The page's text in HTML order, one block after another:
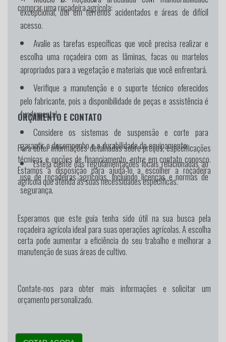
excepcional, útil em terrenos acidentados e áreas de difícil
acesso.
comprar uma roçadeira agrícola:
Avalie as tarefas específicas que você precisa realizar e
escolha uma roçadeira com as lâminas, facas ou martelos
apropriados para a vegetação e materiais que você enfrentará.
Verifique a manutenção e o suporte técnico oferecidos
pelo fabricante, pois a disponibilidade de peças e assistência é
fundamental.
Considere os sistemas de suspensão e corte para
garantir o desempenho e a durabilidade do equipamento.
Esteja ciente das regulamentações locais relacionadas ao
uso de roçadeiras agrícolas, incluindo licenças e normas de
segurança.
ORÇAMENTO E CONTATO
Para obter informações detalhadas sobre preços, especificações
técnicas e opções de financiamento, entre em contato conosco.
Estamos à disposição para ajudá-lo a escolher a roçadeira
agrícola que atenda às suas necessidades específicas.
Esperamos que este guia tenha sido útil na sua busca pela
roçadeira agrícola ideal para suas operações agrícolas. A escolha
certa pode aumentar a eficiência do seu trabalho e melhorar a
manutenção de suas áreas de cultivo.
Contate-nos para obter mais informações e solicitar um
orçamento personalizado.